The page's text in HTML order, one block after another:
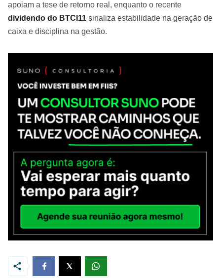
apoiam a tese de retorno real, enquanto o recente
dividendo do BTCI11 sinaliza estabilidade na geração de
caixa e disciplina na gestão.